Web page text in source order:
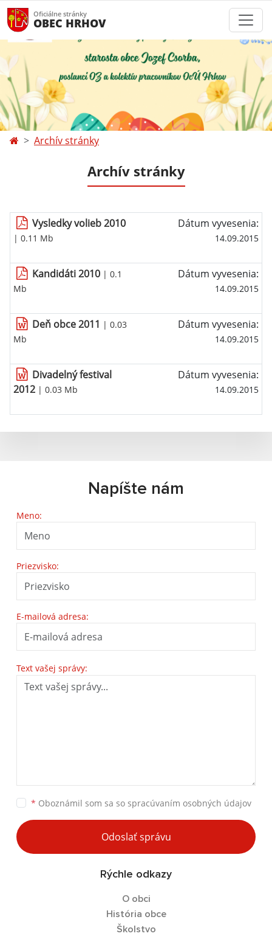
Oficiálne stránky
OBEC HRHOV
Archív stránky
Archív stránky
Vysledky volieb 2010
| 0.11 Mb
Dátum vyvesenia:
14.09.2015
Kandidáti 2010 | 0.1
Mb
Dátum vyvesenia:
14.09.2015
Deň obce 2011 | 0.03
Mb
Dátum vyvesenia:
14.09.2015
Divadelný festival
2012 | 0.03 Mb
Dátum vyvesenia:
14.09.2015
Napíšte nám
Meno:
Priezvisko:
E-mailová adresa:
Text vašej správy:
* Oboznámil som sa so spracúvaním osobných údajov
Odoslať správu
Rýchle odkazy
O obci
História obce
Školstvo